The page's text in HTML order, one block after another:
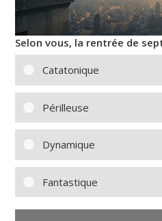
Selon vous, la rentrée de
Catatonique
Périlleuse
Dynamique
Fantastique